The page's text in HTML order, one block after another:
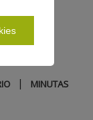
| MINUTAS